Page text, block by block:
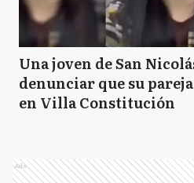
Una joven de San
denunciar que su
en Villa Constitución
Ads